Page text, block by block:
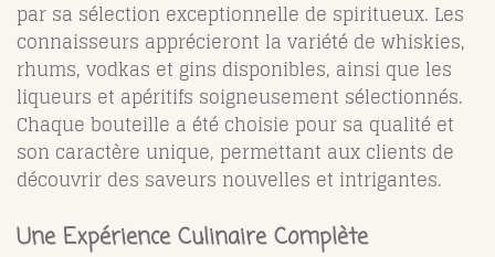
par sa sélection exceptionnelle de spiritueux. Les
connaisseurs apprécieront la variété de whiskies,
rhums, vodkas et gins disponibles, ainsi que les
liqueurs et apéritifs soigneusement sélectionnés.
Chaque bouteille a été choisie pour sa qualité et
son caractère unique, permettant aux clients de
découvrir des saveurs nouvelles et intrigantes.
Une Expérience Culinaire Complète